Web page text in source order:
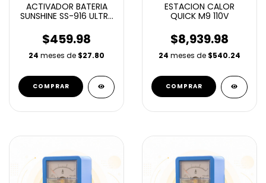
ACTIVADOR BATERIA
SUNSHINE SS-916 ULTRA
$459.98
24 meses de $27.80
ESTACION CALOR
QUICK M9 110V
$8,939.98
24 meses de $540.24